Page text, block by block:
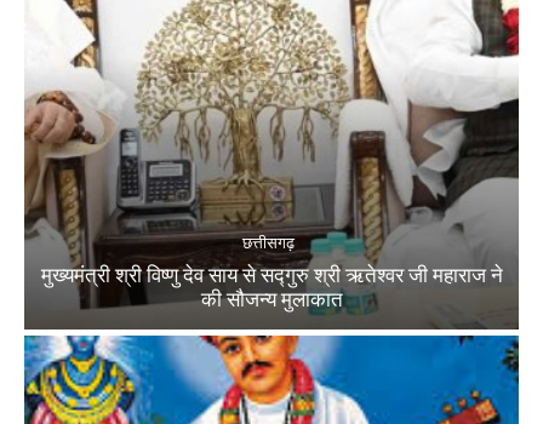
छत्तीसगढ़
मुख्यमंत्री श्री विष्णु देव साय से सद्गुरु श्री ऋतेश्वर जी महाराज ने
की सौजन्य मुलाकात